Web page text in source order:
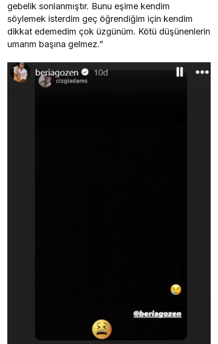
gebelik sonlanmıştır. Bunu eşime kendim
söylemek isterdim geç öğrendiğim için kendim
dikkat edemedim çok üzgünüm. Kötü düşünenlerin
umarım başına gelmez.”